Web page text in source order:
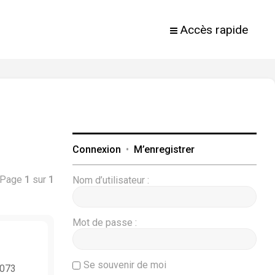
Accès rapide
1 sur 1
Connexion • M’enregistrer
Nom d’utilisateur :
Mot de passe :
Se souvenir de moi